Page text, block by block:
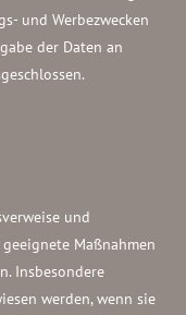
und Werbezwecken
der Daten an
und
Maßnahmen
Insbesondere
werden, wenn sie